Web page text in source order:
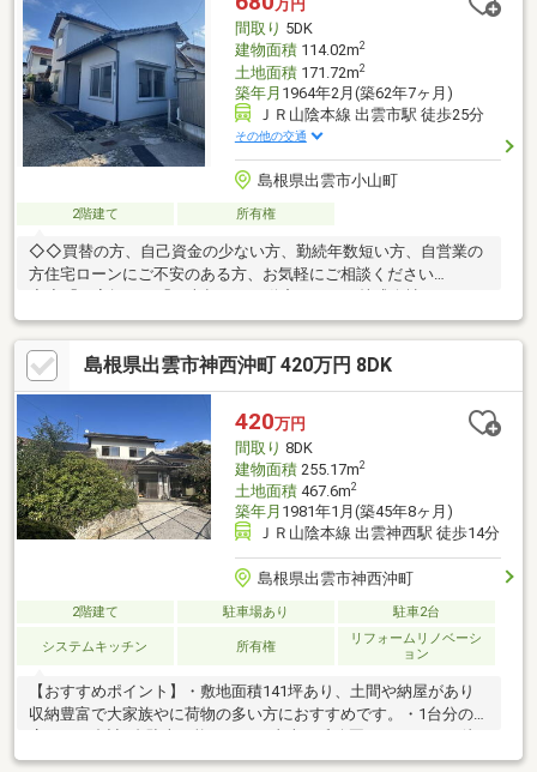
万円
間取り 5DK
建物面積114.02m2
土地面積171.72m2
築年月 1964年2月(築62年7ヶ月)
ＪＲ山陰本線 出雲市駅 徒歩25分
その他の交通
島根県出雲市小山町
2階建て 所有権
◇◇買替の方、自己資金の少ない方、勤続年数短い方、自営業の
方住宅ローンにご不安のある方、お気軽にご相談ください
せ下さい！TEL:0852-67-1790Mail:info@f-systm.co.jp
島根県出雲市神西沖町 420万円 8DK
420万円
間取り 8DK
建物面積255.17m2
土地面積467.6m2
築年月 1981年1月(築45年8ヶ月)
ＪＲ山陰本線 出雲神西駅 徒歩14分
島根県出雲市神西沖町
2階建て 駐車場あり 駐車2台
システムキッチン 所有権
リフォームリノベーシ
ョン
【おすすめポイント】・敷地面積141坪あり、土間や納屋があり
収納豊富で大家族やに荷物の多い方におすすめです。・1台分の車
歩15分）お散歩や散策など、四季折々景色を楽しめます。【周辺